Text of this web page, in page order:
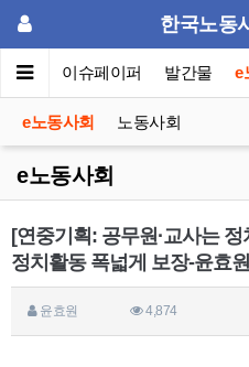
한국노동
포럼 이슈페이퍼 발간물 e
e노동사회 노동사회
e노동사회
[연중기획: 공무원·교사는
정치활동 폭넓게 보장-윤효원
윤효원 4,874